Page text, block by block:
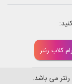
کلاب رنتر
می باشد.